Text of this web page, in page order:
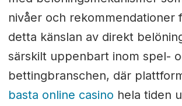
nivåer och rekommendationer
detta känslan av direkt
särskilt uppenbart inom spel-
bettingbranschen, där
basta online casino hela tiden